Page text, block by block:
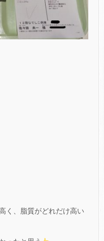
く、脂質がどれだけ高い